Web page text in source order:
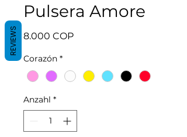
Pulsera Amore
8.000 COPPreis
Corazón *
Anzahl *
REVIEWS